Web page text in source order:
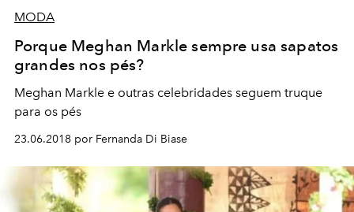
MODA
Porque Meghan Markle sempre usa sapatos
grandes nos pés?
Meghan Markle e outras celebridades seguem truque
para os pés
23.06.2018 por Fernanda Di Biase